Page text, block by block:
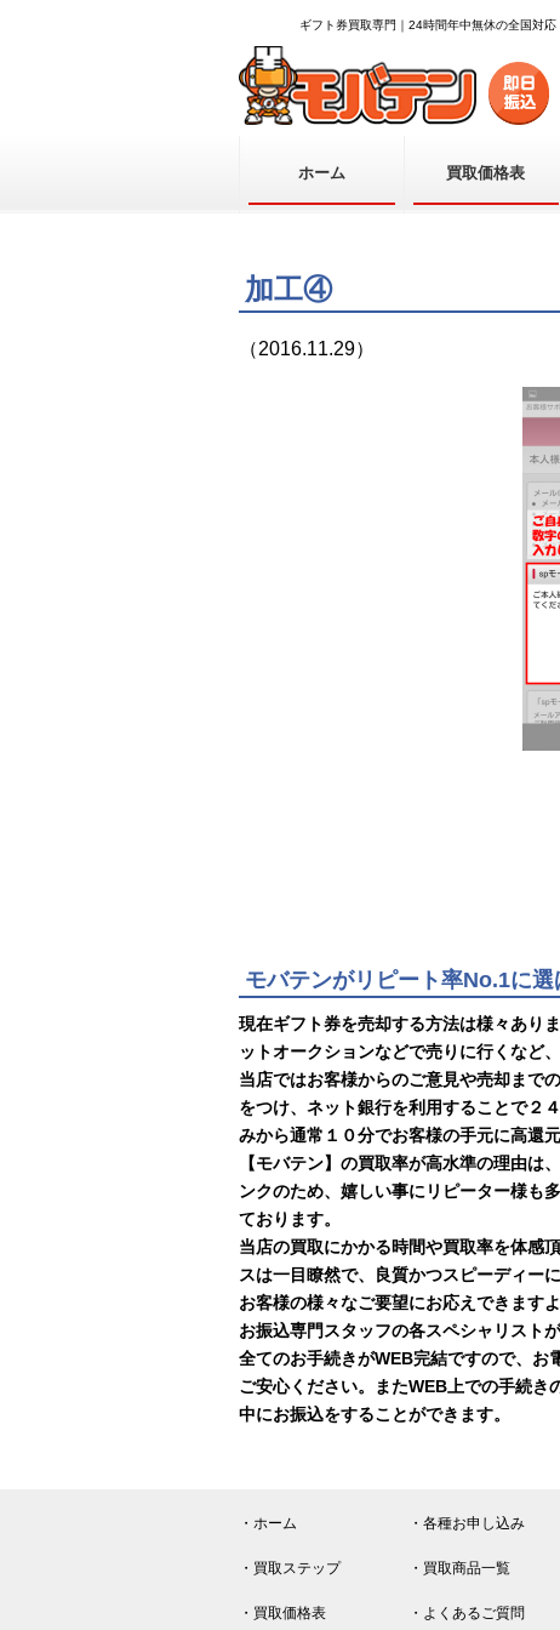
ギフト券買取専門｜24時間年中無休の全国対応
ホーム 買取価格表
加工④
（2016.11.29）
モバテンがリピート率No.1に選
現在ギフト券を売却する方法は様々あり
ットオークションなどで売りに行くなど
当店ではお客様からのご意見や売却まで
をつけ、ネット銀行を利用することで２
みから通常１０分でお客様の手元に高還
【モバテン】の買取率が高水準の理由は
ンクのため、嬉しい事にリピーター様も
ております。
当店の買取にかかる時間や買取率を体感
スは一目瞭然で、良質かつスピーディー
お客様の様々なご要望にお応えできます
お振込専門スタッフの各スペシャリスト
全てのお手続きがWEB完結ですので、お
ご安心ください。またWEB上での手続き
中にお振込をすることができます。
・ホーム
・買取ステップ
・買取価格表
・各種お申し込み
・買取商品一覧
・よくあるご質問